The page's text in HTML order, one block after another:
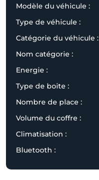
Modèle du véhicule :
Type de véhicule :
Catégorie du véhicule :
Nom catégorie :
Energie :
Type de boite :
Nombre de place :
Volume du coffre :
Climatisation :
Bluetooth :